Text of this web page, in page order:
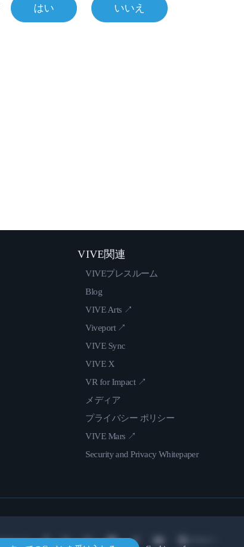
はい いいえ
VIVE関連
VIVEプレスルーム
Blog
VIVE Arts ↗
Viveport ↗
VIVE Sync
VIVE X
VR for Impact ↗
メディア
プライバシー ポリシー
VIVE Mars ↗
Security and Privacy Whitepaper